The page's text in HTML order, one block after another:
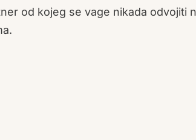
od kojeg se vage nikada odvojiti